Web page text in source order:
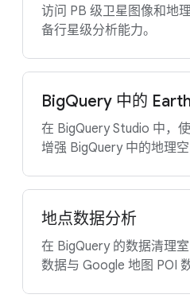
访问 PB 级卫星图像和地
备行星级分析能力。
BigQuery 中的
在 BigQuery Studio 中，
增强 BigQuery 中的地理空
地点数据分析
在 BigQuery 的数据清理
数据与 Google 地图 POI